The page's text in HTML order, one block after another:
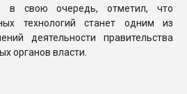
в свою очередь, отметил, что
технологий станет одним из
деятельности правительства
органов власти.